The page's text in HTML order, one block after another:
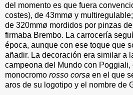
del momento es que fuera
costes), de 43mmø y
de 320mmø mordidos por pinzas
firmaba Brembo. La carrocería
época, aunque con ese toque que
añadir. La decoración era similar a
campeona del Mundo con Poggiali,
monocromo rosso corsa en el que
aros de su logotipo y el nombre de